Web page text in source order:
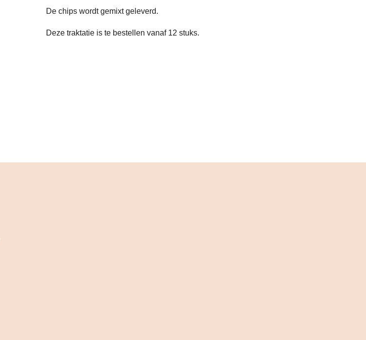
De chips wordt gemixt geleverd.
Deze traktatie is te bestellen vanaf 12 stuks.